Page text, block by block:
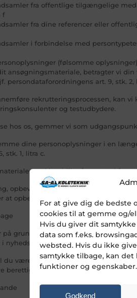
For at give dig de bedste
cookies til at gemme og/
Hvis du giver dit
data som f.eks.
websted. Hvis du ikke
samtykke tilbage, kan
funktioner og egenskaber.
Godkend
fra offentlige tilgængelige
f
fra dine referencer eller
i forbindelse med
(følsomme
ansøgningsmateriale, betragter vi
art. 9, stk. 2,
rekrutteringsprocessen, kan
og testudbydere.
hos os, gemmer vi som
dine personoplysninger i en
stk. 1, litra c.
med henblik på eventuel
opbevarer vi den, indtil vi har
at opbevare din ansøgning i en
grundlag af dit samtykke, kan du
nyhedsbreve mv.
du være opmærksom på, at det ikke
til fortsat at behandle